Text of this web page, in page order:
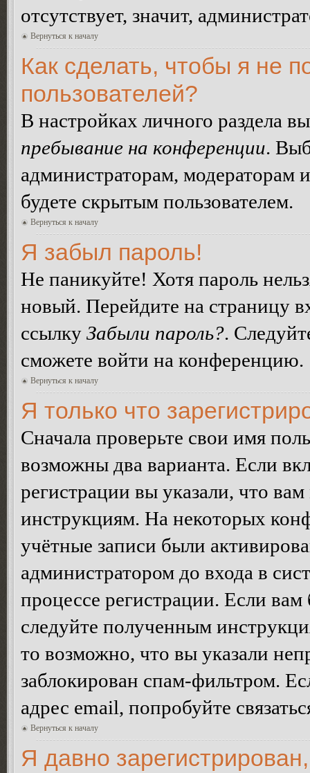
отсутствует, значит,
Вернуться к началу
Как сделать, чтобы я не
пользователей?
В настройках личного раздела
пребывание на конференции.
администраторам, модераторам
будете скрытым пользователем.
Вернуться к началу
Я забыл пароль!
Не паникуйте! Хотя пароль
новый. Перейдите на страницу
ссылку Забыли пароль?.
сможете войти на конференцию.
Вернуться к началу
Я только что
Сначала проверьте свои имя
возможны два варианта. Если
регистрации вы указали, что
инструкциям. На некоторых
учётные записи были
администратором до входа в
процессе регистрации. Если
следуйте полученным
то возможно, что вы указали
заблокирован спам-фильтром.
адрес email, попробуйте
Вернуться к началу
Я давно